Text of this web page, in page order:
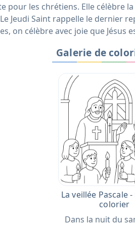
pour les chrétiens. Elle célèbre
Jeudi Saint rappelle le dernier
on célèbre avec joie que Jésus
Galerie de
La veillée Pascale
colorier
Dans la nuit du